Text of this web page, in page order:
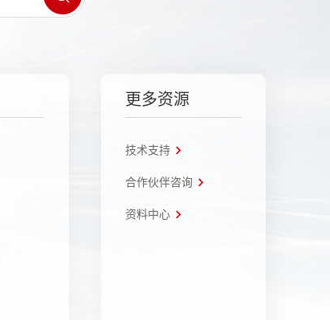
更多资源
技术支持
合作伙伴咨询
资料中心